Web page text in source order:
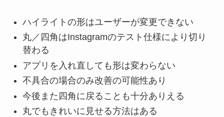
ハイライトの形はユーザーが変更できない
丸／四角はInstagramのテスト仕様により切り
替わる
アプリを入れ直しても形は変わらない
不具合の場合のみ改善の可能性あり
今後また四角に戻ることも十分ありえる
丸でもきれいに見せる方法はある